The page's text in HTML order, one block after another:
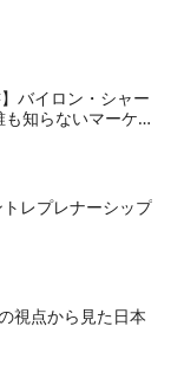
バイロン・シャー
知らないマーケ
レプレナーシップ
視点から見た日本